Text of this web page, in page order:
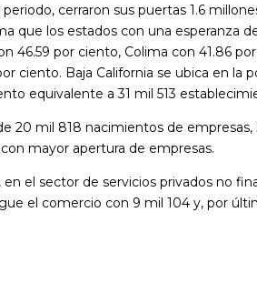
cerraron sus puertas 1.6
que los estados con una esperanza
46.59 por ciento, Colima con 41.86
ciento. Baja California se ubica en la
equivalente a 31 mil 513
20 mil 818 nacimientos de
mayor apertura de empresas.
el sector de servicios privados no
el comercio con 9 mil 104 y, por